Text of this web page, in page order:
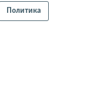
Политика